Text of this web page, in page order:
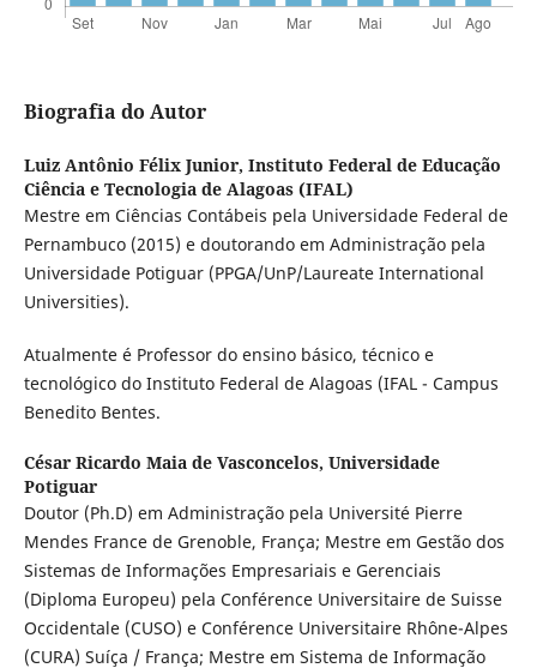
Biografia do Autor
Luiz Antônio Félix Junior, Instituto Federal de Educação
Ciência e Tecnologia de Alagoas (IFAL)
Mestre em Ciências Contábeis pela Universidade Federal de
Pernambuco (2015) e doutorando em Administração pela
Universidade Potiguar (PPGA/UnP/Laureate International
Universities).
Atualmente é Professor do ensino básico, técnico e
tecnológico do Instituto Federal de Alagoas (IFAL - Campus
Benedito Bentes.
César Ricardo Maia de Vasconcelos, Universidade
Potiguar
Doutor (Ph.D) em Administração pela Université Pierre
Mendes France de Grenoble, França; Mestre em Gestão dos
Sistemas de Informações Empresariais e Gerenciais
(Diploma Europeu) pela Conférence Universitaire de Suisse
Occidentale (CUSO) e Conférence Universitaire Rhône-Alpes
(CURA) Suíça / França; Mestre em Sistema de Informação